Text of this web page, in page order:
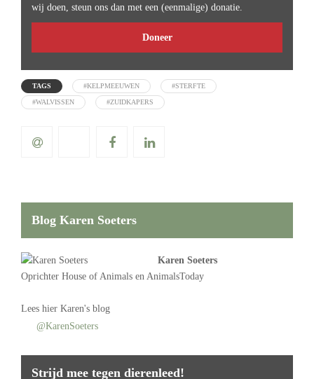
wij doen, steun ons dan met een (eenmalige) donatie.
Doneer
TAGS #KELPMEEUWEN #STERFTE
#WALVISSEN #ZUIDKAPERS
Blog Karen Soeters
Karen Soeters
Oprichter House of Animals en AnimalsToday
Lees hier Karen's blog
@KarenSoeters
Strijd mee tegen dierenleed!